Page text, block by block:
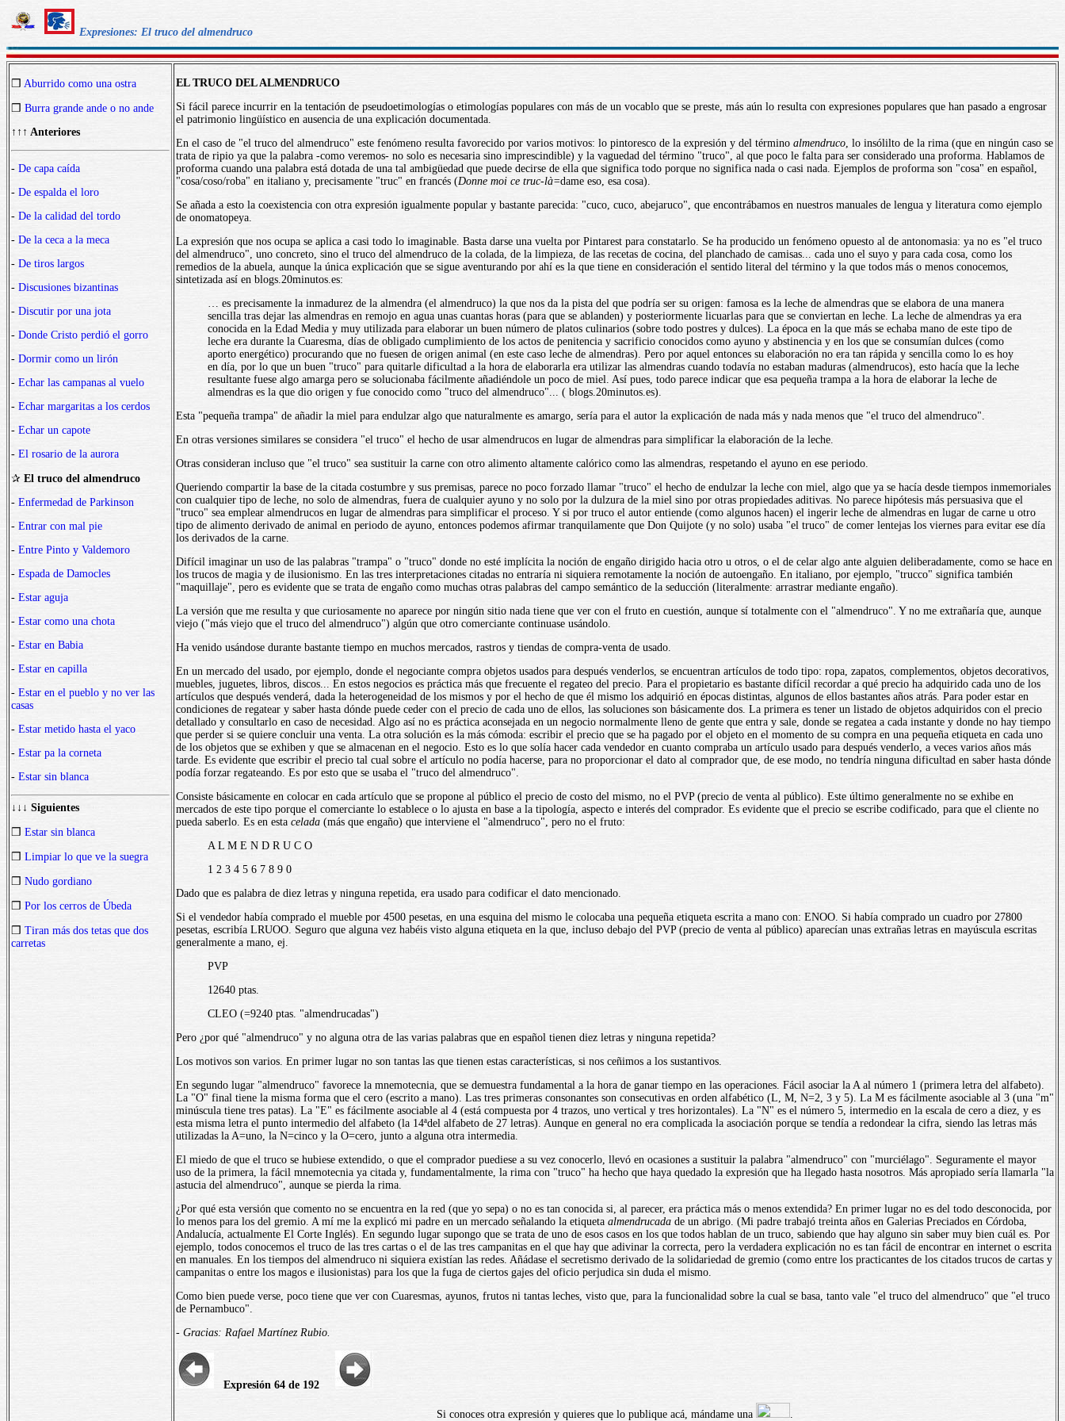
Expresiones: El truco del almendruco
❒ Aburrido como una ostra
❒ Burra grande ande o no ande
↑↑↑ Anteriores
- De capa caída
- De espalda el loro
- De la calidad del tordo
- De la ceca a la meca
- De tiros largos
- Discusiones bizantinas
- Discutir por una jota
- Donde Cristo perdió el gorro
- Dormir como un lirón
- Echar las campanas al vuelo
- Echar margaritas a los cerdos
- Echar un capote
- El rosario de la aurora
✰ El truco del almendruco
- Enfermedad de Parkinson
- Entrar con mal pie
- Entre Pinto y Valdemoro
- Espada de Damocles
- Estar aguja
- Estar como una chota
- Estar en Babia
- Estar en capilla
- Estar en el pueblo y no ver las
casas
- Estar metido hasta el yaco
- Estar pa la corneta
- Estar sin blanca
↓↓↓ Siguientes
❒ Estar sin blanca
❒ Limpiar lo que ve la suegra
❒ Nudo gordiano
❒ Por los cerros de Úbeda
❒ Tiran más dos tetas que dos
carretas
EL TRUCO DEL ALMENDRUCO
Si fácil parece incurrir en la tentación de pseudoetimologías o etimologías populares con más de un vocablo que se preste, más aún lo resulta con expresiones populares que han pasado a engrosar
el patrimonio lingüístico en ausencia de una explicación documentada.
En el caso de "el truco del almendruco" este fenómeno resulta favorecido por varios motivos: lo pintoresco de la expresión y del término almendruco , lo insólilto de la rima (que en ningún caso se
trata de ripio ya que la palabra -como veremos- no solo es necesaria sino imprescindible) y la vaguedad del término "truco", al que poco le falta para ser considerado una proforma. Hablamos de
proforma cuando una palabra está dotada de una tal ambigüedad que puede decirse de ella que significa todo porque no significa nada o casi nada. Ejemplos de proforma son "cosa" en español,
"cosa/coso/roba" en italiano y, precisamente "truc" en francés (Donne moi ce truc-là=dame eso, esa cosa).
Se añada a esto la coexistencia con otra expresión igualmente popular y bastante parecida: "cuco, cuco, abejaruco", que encontrábamos en nuestros manuales de lengua y literatura como ejemplo
de onomatopeya.
La expresión que nos ocupa se aplica a casi todo lo imaginable. Basta darse una vuelta por Pintarest para constatarlo. Se ha producido un fenómeno opuesto al de antonomasia: ya no es "el truco
del almendruco", uno concreto, sino el truco del almendruco de la colada, de la limpieza, de las recetas de cocina, del planchado de camisas... cada uno el suyo y para cada cosa, como los
remedios de la abuela, aunque la única explicación que se sigue aventurando por ahí es la que tiene en consideración el sentido literal del término y la que todos más o menos conocemos,
sintetizada así en blogs.20minutos.es:
… es precisamente la inmadurez de la almendra (el almendruco) la que nos da la pista del que podría ser su origen: famosa es la leche de almendras que se elabora de una manera
sencilla tras dejar las almendras en remojo en agua unas cuantas horas (para que se ablanden) y posteriormente licuarlas para que se conviertan en leche. La leche de almendras ya era
conocida en la Edad Media y muy utilizada para elaborar un buen número de platos culinarios (sobre todo postres y dulces). La época en la que más se echaba mano de este tipo de
leche era durante la Cuaresma, días de obligado cumplimiento de los actos de penitencia y sacrificio conocidos como ayuno y abstinencia y en los que se consumían dulces (como
aporto energético) procurando que no fuesen de origen animal (en este caso leche de almendras). Pero por aquel entonces su elaboración no era tan rápida y sencilla como lo es hoy
en día, por lo que un buen "truco" para quitarle dificultad a la hora de elaborarla era utilizar las almendras cuando todavía no estaban maduras (almendrucos), esto hacía que la leche
resultante fuese algo amarga pero se solucionaba fácilmente añadiéndole un poco de miel. Así pues, todo parece indicar que esa pequeña trampa a la hora de elaborar la leche de
almendras es la que dio origen y fue conocido como "truco del almendruco"... ( blogs.20minutos.es).
Esta "pequeña trampa" de añadir la miel para endulzar algo que naturalmente es amargo, sería para el autor la explicación de nada más y nada menos que "el truco del almendruco".
En otras versiones similares se considera "el truco" el hecho de usar almendrucos en lugar de almendras para simplificar la elaboración de la leche.
Otras consideran incluso que "el truco" sea sustituir la carne con otro alimento altamente calórico como las almendras, respetando el ayuno en ese periodo.
Queriendo compartir la base de la citada costumbre y sus premisas, parece no poco forzado llamar "truco" el hecho de endulzar la leche con miel, algo que ya se hacía desde tiempos inmemoriales
con cualquier tipo de leche, no solo de almendras, fuera de cualquier ayuno y no solo por la dulzura de la miel sino por otras propiedades aditivas. No parece hipótesis más persuasiva que el
"truco" sea emplear almendrucos en lugar de almendras para simplificar el proceso. Y si por truco el autor entiende (como algunos hacen) el ingerir leche de almendras en lugar de carne u otro
tipo de alimento derivado de animal en periodo de ayuno, entonces podemos afirmar tranquilamente que Don Quijote (y no solo) usaba "el truco" de comer lentejas los viernes para evitar ese día
los derivados de la carne.
Difícil imaginar un uso de las palabras "trampa" o "truco" donde no esté implícita la noción de engaño dirigido hacia otro u otros, o el de celar algo ante alguien deliberadamente, como se hace en
los trucos de magia y de ilusionismo. En las tres interpretaciones citadas no entraría ni siquiera remotamente la noción de autoengaño. En italiano, por ejemplo, "trucco" significa también
"maquillaje", pero es evidente que se trata de engaño como muchas otras palabras del campo semántico de la seducción (literalmente: arrastrar mediante engaño).
La versión que me resulta y que curiosamente no aparece por ningún sitio nada tiene que ver con el fruto en cuestión, aunque sí totalmente con el "almendruco". Y no me extrañaría que, aunque
viejo ("más viejo que el truco del almendruco") algún que otro comerciante continuase usándolo.
Ha venido usándose durante bastante tiempo en muchos mercados, rastros y tiendas de compra-venta de usado.
En un mercado del usado, por ejemplo, donde el negociante compra objetos usados para después venderlos, se encuentran artículos de todo tipo: ropa, zapatos, complementos, objetos decorativos,
muebles, juguetes, libros, discos... En estos negocios es práctica más que frecuente el regateo del precio. Para el propietario es bastante difícil recordar a qué precio ha adquirido cada uno de los
artículos que después venderá, dada la heterogeneidad de los mismos y por el hecho de que él mismo los adquirió en épocas distintas, algunos de ellos bastantes años atrás. Para poder estar en
condiciones de regatear y saber hasta dónde puede ceder con el precio de cada uno de ellos, las soluciones son básicamente dos. La primera es tener un listado de objetos adquiridos con el precio
detallado y consultarlo en caso de necesidad. Algo así no es práctica aconsejada en un negocio normalmente lleno de gente que entra y sale, donde se regatea a cada instante y donde no hay tiempo
que perder si se quiere concluir una venta. La otra solución es la más cómoda: escribir el precio que se ha pagado por el objeto en el momento de su compra en una pequeña etiqueta en cada uno
de los objetos que se exhiben y que se almacenan en el negocio. Esto es lo que solía hacer cada vendedor en cuanto compraba un artículo usado para después venderlo, a veces varios años más
tarde. Es evidente que escribir el precio tal cual sobre el artículo no podía hacerse, para no proporcionar el dato al comprador que, de ese modo, no tendría ninguna dificultad en saber hasta dónde
podía forzar regateando. Es por esto que se usaba el "truco del almendruco".
Consiste básicamente en colocar en cada artículo que se propone al público el precio de costo del mismo, no el PVP (precio de venta al público). Este último generalmente no se exhibe en
mercados de este tipo porque el comerciante lo establece o lo ajusta en base a la tipología, aspecto e interés del comprador. Es evidente que el precio se escribe codificado, para que el cliente no
pueda saberlo. Es en esta celada (más que engaño) que interviene el "almendruco", pero no el fruto:
A L M E N D R U C O
1 2 3 4 5 6 7 8 9 0
Dado que es palabra de diez letras y ninguna repetida, era usado para codificar el dato mencionado.
Si el vendedor había comprado el mueble por 4500 pesetas, en una esquina del mismo le colocaba una pequeña etiqueta escrita a mano con: ENOO. Si había comprado un cuadro por 27800
pesetas, escribía LRUOO. Seguro que alguna vez habéis visto alguna etiqueta en la que, incluso debajo del PVP (precio de venta al público) aparecían unas extrañas letras en mayúscula escritas
generalmente a mano, ej.
PVP
12640 ptas.
CLEO (=9240 ptas. "almendrucadas")
Pero ¿por qué "almendruco" y no alguna otra de las varias palabras que en español tienen diez letras y ninguna repetida?
Los motivos son varios. En primer lugar no son tantas las que tienen estas características, si nos ceñimos a los sustantivos.
En segundo lugar "almendruco" favorece la mnemotecnia, que se demuestra fundamental a la hora de ganar tiempo en las operaciones. Fácil asociar la A al número 1 (primera letra del alfabeto).
La "O" final tiene la misma forma que el cero (escrito a mano). Las tres primeras consonantes son consecutivas en orden alfabético (L, M, N=2, 3 y 5). La M es fácilmente asociable al 3 (una "m"
minúscula tiene tres patas). La "E" es fácilmente asociable al 4 (está compuesta por 4 trazos, uno vertical y tres horizontales). La "N" es el número 5, intermedio en la escala de cero a diez, y es
esta misma letra el punto intermedio del alfabeto (la 14ªdel alfabeto de 27 letras). Aunque en general no era complicada la asociación porque se tendía a redondear la cifra, siendo las letras más
utilizadas la A=uno, la N=cinco y la O=cero, junto a alguna otra intermedia.
El miedo de que el truco se hubiese extendido, o que el comprador puediese a su vez conocerlo, llevó en ocasiones a sustituir la palabra "almendruco" con "murciélago". Seguramente el mayor
uso de la primera, la fácil mnemotecnia ya citada y, fundamentalmente, la rima con "truco" ha hecho que haya quedado la expresión que ha llegado hasta nosotros. Más apropiado sería llamarla "la
astucia del almendruco", aunque se pierda la rima.
¿Por qué esta versión que comento no se encuentra en la red (que yo sepa) o no es tan conocida si, al parecer, era práctica más o menos extendida? En primer lugar no es del todo desconocida, por
lo menos para los del gremio. A mí me la explicó mi padre en un mercado señalando la etiqueta almendrucada de un abrigo. (Mi padre trabajó treinta años en Galerias Preciados en Córdoba,
Andalucía, actualmente El Corte Inglés). En segundo lugar supongo que se trata de uno de esos casos en los que todos hablan de un truco, sabiendo que hay alguno sin saber muy bien cuál es. Por
ejemplo, todos conocemos el truco de las tres cartas o el de las tres campanitas en el que hay que adivinar la correcta, pero la verdadera explicación no es tan fácil de encontrar en internet o escrita
en manuales. En los tiempos del almendruco ni siquiera existían las redes. Añádase el secretismo derivado de la solidariedad de gremio (como entre los practicantes de los citados trucos de cartas y
campanitas o entre los magos e ilusionistas) para los que la fuga de ciertos gajes del oficio perjudica sin duda el mismo.
Como bien puede verse, poco tiene que ver con Cuaresmas, ayunos, frutos ni tantas leches, visto que, para la funcionalidad sobre la cual se basa, tanto vale "el truco del almendruco" que "el truco
de Pernambuco".
- Gracias: Rafael Martínez Rubio.
Expresión 64 de 192
Si conoces otra expresión y quieres que lo publique acá, mándame una